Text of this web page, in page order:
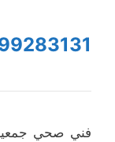
فني صحي